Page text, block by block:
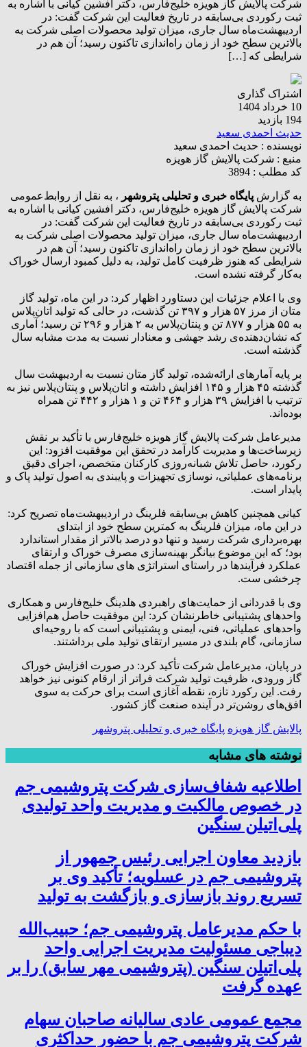
شرکت پالایش گاز هویزه خلیج‌فارس، دکتر افشین کیانی با اشاره به
ثبت رکوردی بی‌سابقه در تاریخ فعالیت این شرکت گفت: در
اردیبهشت‌ماه سال جاری، میزان تولید محصولات اصلی شرکت به
بالاترین سطح خود از زمان راه‌اندازی تاکنون رسید؛ آن‌ هم در
شرایطی که […]
اشتراک گذاری
10 خرداد 1404
194 بازدید
حدیث احمدی سعید
نویسنده : حدیث احمدی سعید
منبع : شرکت پالایش گاز هویزه
کد مطلب : 3894
به گزارش پایگاه خبری و تحلیلی پتروشهر ، به نقل از روابط‌عمومی
شرکت پالایش گاز هویزه خلیج‌فارس، دکتر افشین کیانی با اشاره به
ثبت رکوردی بی‌سابقه در تاریخ فعالیت این شرکت گفت: در
اردیبهشت‌ماه سال جاری، میزان تولید محصولات اصلی شرکت به
بالاترین سطح خود از زمان راه‌اندازی تاکنون رسید؛ آن‌ هم در
شرایطی که هنوز ظرفیت کامل تولید، به دلیل کمبود ارسال خوراک
به‌کار گرفته نشده است.
وی با اعلام جزئیات این دستاورد اظهار کرد: در این ماه، تولید گاز
متان از مرز ۵۷ هزار و ۳۹۷ تن گذشت، در حالی‌ که تولید اتان‌پلاس
به ۵۵ هزار و ۸۷۷ تن و پنتان‌پلاس به ۲ هزار و ۲۹۶ تن رسید؛ آماری
که نشان‌دهنده‌ی رشد جهشی و معنادار نسبت به مدت مشابه سال
گذشته است.
بر پایه آمارهای ارائه‌شده، تولید گاز متان نسبت به اردیبهشت سال
گذشته ۴۵ هزار و ۱۴۵ افزایش داشته و اتان‌پلاس و پنتان‌پلاس نیز به
ترتیب با افزایش ۳۹ هزار و ۴۶۴ تن و ۱ هزار و ۴۴۲ تن همراه
بوده‌اند.
مدیرعامل شرکت پالایش گاز هویزه خلیج‌فارس با تأکید بر نقش
زیرساخت‌ها و مدیریت کارآمد در تحقق این موفقیت افزود: این
رکورد، حاصل تلاش شبانه‌روزی کارکنان متخصص، اجرای دقیق
برنامه‌های عملیاتی، نوسازی تجهیزات و پایبندی به اصول تولید پاک و
پایدار است.
کیانی همچنین کاهش بی‌سابقه فلرینگ در اردیبهشت‌ماه تصریح کرد:
در این ماه، میزان فلرینگ به کمترین سطح خود از ابتدای
بهره‌برداری شرکت رسید و تنها دو درصد بالاتر از مقدار استاندارد
بود؛ که این موضوع بیانگر بهینه‌سازی مصرف خوراک و ارتقای
عملکرد فرآیندها در راستای استراتژی های سازمانی از جمله اقتصاد
چرخشی ست.
وی با قدردانی از حمایت‌های راهبردی هلدینگ خلیج‌فارس و همکاری
واحدهای پشتیبانی خاطرنشان کرد: این موفقیت حاصل هم‌افزایی
واحدهای عملیاتی، فنی، ایمنی و پشتیبانی است که با روحیه‌ای
سازمانی، گام بلندی در مسیر ارتقای تولید ملی برداشتند.
در پایان، مدیرعامل شرکت تأکید کرد: در صورت افزایش خوراک
گاز ورودی، ظرفیت تولید شرکت فراتر از ارقام کنونی نیز خواهد
رفت. این رکورد تازه، نقطه آغازی است برای حرکت به سوی
افق‌های روشن‌تر در آینده صنعت گاز کشور.
پالایش گاز هویزه پایگاه خبری و تحلیلی پتروشهر
نوشته های مشابه
اطلاعیه شفاف‌سازی شرکت پتروشیمی جم
در خصوص مالکیت و مدیریت واحد تولیدی
پلی‌اتیلن سنگین
بازدید معاون اجرایی رئیس جمهور از
پتروشیمی جم در عسلویه؛ تأکید وی بر
تسریع روند بازسازی و بازگشت به تولید
با حکم مدیرعامل پتروشیمی جم؛ حبیب‌الله
دیباجی مسئولیت مدیریت اجرایی واحد
پلی‌اتیلن سنگین (پتروشیمی مهر سابق) را بر
عهده گرفت
مجمع عمومی عادی سالیانه صاحبان سهام
شرکت پتروشیمی جم با حضور حداکثری